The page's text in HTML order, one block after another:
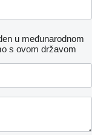
u međunarodnom
s ovom državom